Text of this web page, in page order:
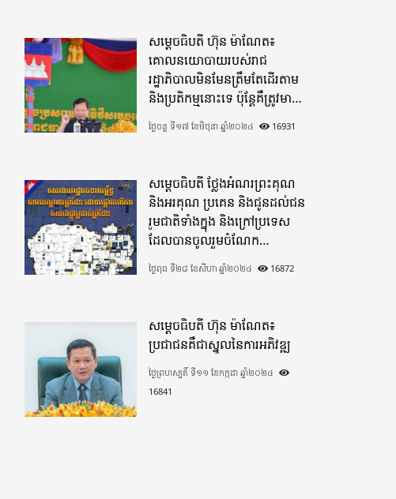
សម្តេចធិបតី ហ៊ុន ម៉ាណែត៖
គោលនយោបាយរបស់រាជ
រដ្ឋាភិបាលមិនមែនត្រឹមតែដើរតាម
និងប្រតិកម្មនោះទេ ប៉ុន្តែគឺត្រូវមាន
ភាពបុរេសកម្ម
ថ្ងៃចន្ទ ទី១៧ ខែមិថុនា ឆ្នាំ២០២៤ 16931
សម្តេចធិបតី ថ្លែងអំណរព្រះគុណ
និងអរគុណ ប្រគេន និងជូនដល់ជន
រួមជាតិទាំងក្នុង​ និងក្រៅប្រទេស​
ដែលបានចូលរួមចំណែក
យ៉ាងផុលផុសបរិច្ចាគថវិកាក្នុង
«មូលនិធិកសាងហេដ្ឋារចនាសម្ព័ន្ធ
កសាងផ្លូវក្រវាត់ព្រំដែន
ថ្ងៃពុធ ទី២៨ ខែសីហា ឆ្នាំ២០២៤ 16872
សម្តេចធិបតី ហ៊ុន ម៉ាណែត៖
ប្រជាជនគឺជាស្នូលនៃការអភិវឌ្ឍ
ថ្ងៃព្រហស្បតិ៍ ទី១១ ខែកក្កដា ឆ្នាំ២០២៤
16841